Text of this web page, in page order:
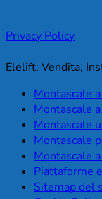
Privacy Policy
Elelift: Vendita,
Montascale
Montascale
Montascale
Montascale
Montascale
Piattaforme
Sitemap del